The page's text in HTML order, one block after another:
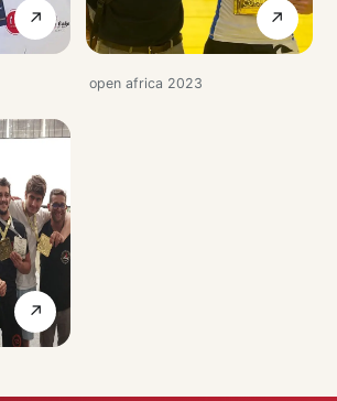
↗ ↗
open africa 2023
↗